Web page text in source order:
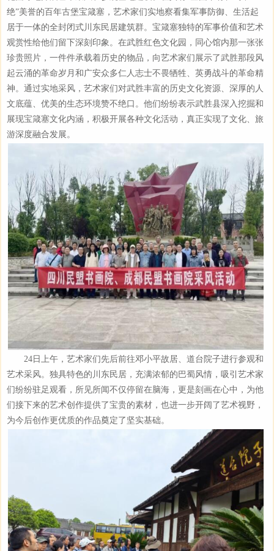
绝”美誉的百年古堡宝箴塞，艺术家们实地察看集军事防御、生活起
居于一体的全封闭式川东民居建筑群。宝箴塞独特的军事价值和艺术
观赏性给他们留下深刻印象。在武胜红色文化园，同心馆内那一张张
珍贵照片，一件件承载着历史的物品，向艺术家们展示了武胜那段风
起云涌的革命岁月和广安众多仁人志士不畏牺牲、英勇战斗的革命精
神。通过实地采风，艺术家们对武胜丰富的历史文化资源、深厚的人
文底蕴、优美的生态环境赞不绝口。他们纷纷表示武胜县深入挖掘和
展现宝箴塞文化内涵，积极开展各种文化活动，真正实现了文化、旅
游深度融合发展。
24日上午，艺术家们先后前往邓小平故居、道台院子进行参观和
艺术采风。独具特色的川东民居，充满浓郁的巴蜀风情，吸引艺术家
们纷纷驻足观看，所见所闻不仅停留在脑海，更是刻画在心中，为他
们接下来的艺术创作提供了宝贵的素材，也进一步开阔了艺术视野，
为今后创作更优质的作品奠定了坚实基础。